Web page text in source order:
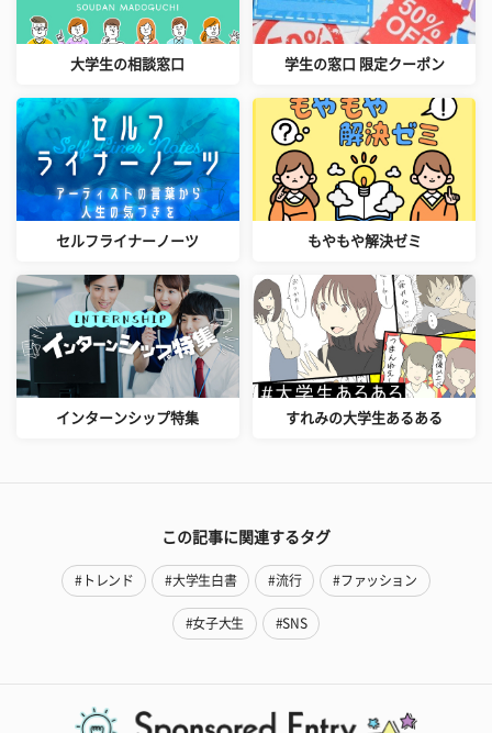
大学生の相談窓口 学生の窓口 限定クーポン
セルフライナーノーツ もやもや解決ゼミ
インターンシップ特集 すれみの大学生あるある
この記事に関連するタグ
#トレンド #大学生白書 #流行 #ファッション
#女子大生 #SNS